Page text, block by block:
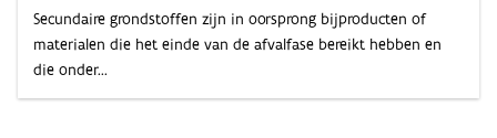
Secundaire grondstoffen zijn in oorsprong bijproducten of
materialen die het einde van de afvalfase bereikt hebben en
die onder...